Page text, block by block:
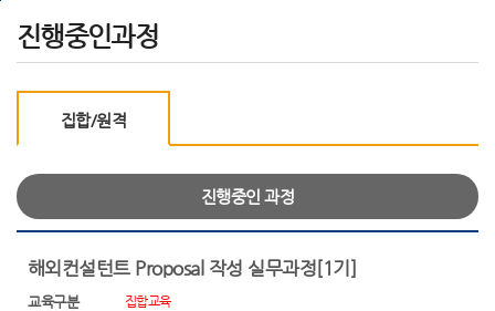
진행중인과정
집합/원격
진행중인 과정
해외컨설턴트 Proposal 작성 실무과정[1기]
교육구분 집합교육